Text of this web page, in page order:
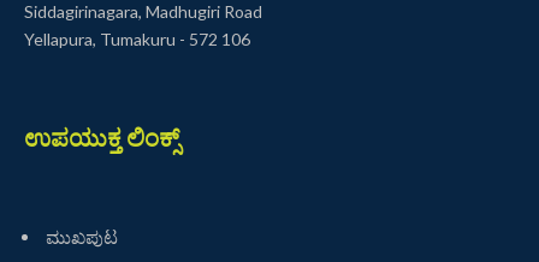
Siddagirinagara, Madhugiri Road
Yellapura, Tumakuru - 572 106
ಉಪಯುಕ್ತ ಲಿಂಕ್ಸ್
ಮುಖಪುಟ